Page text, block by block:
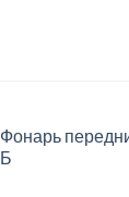
Фонарь
Б